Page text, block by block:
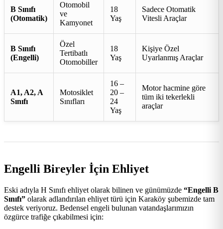
B Sınıfı
(Otomatik)
Otomobil
ve
Kamyonet
18
Yaş
Sadece Otomatik
Vitesli Araçlar
B Sınıfı
(Engelli)
Özel
Tertibatlı
Otomobiller
18
Yaş
Kişiye Özel
Uyarlanmış Araçlar
A1, A2, A
Sınıfı
Motosiklet
Sınıfları
16 –
20 –
24
Yaş
Motor hacmine göre
tüm iki tekerlekli
araçlar
Engelli Bireyler İçin Ehliyet
Eski adıyla H Sınıfı ehliyet olarak bilinen ve günümüzde “Engelli B
Sınıfı” olarak adlandırılan ehliyet türü için Karaköy şubemizde tam
destek veriyoruz. Bedensel engeli bulunan vatandaşlarımızın
özgürce trafiğe çıkabilmesi için: